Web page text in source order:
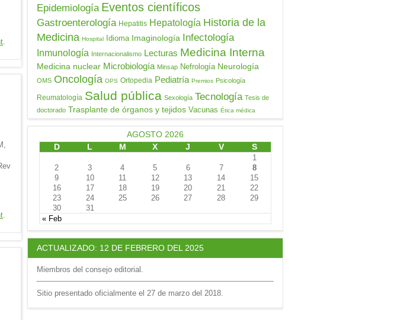
.
.
Epidemiología Eventos científicos
Gastroenterología Hepatitis Hepatología Historia de la
Medicina Hospital Idioma Imaginología Infectología
Inmunología Internacionalismo Lecturas Medicina Interna
Medicina nuclear Microbiología Minsap Nefrología Neurología
OMS Oncología OPS Ortopedia Pediatría Premios Psicología
Reumatología Salud pública Sexología Tecnología Tesis de
doctorado Trasplante de órganos y tejidos Vacunas Ética médica
AGOSTO 2026
D
L M X J V S
« Feb
1
2
3 4 5 6 7
8
9
10 11 12 13 14
15
16
17 18 19 20 21
22
23
24 25 26 27 28
29
30
31
ACTUALIZADO: 12 DE FEBRERO DEL 2025
Miembros del consejo editorial.
Sitio presentado oficialmente el 27 de marzo del 2018.